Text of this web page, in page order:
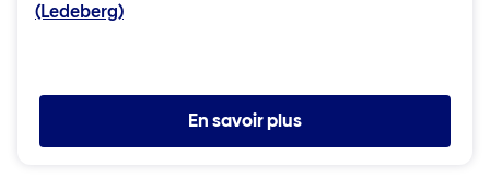
(Ledeberg)
En savoir plus